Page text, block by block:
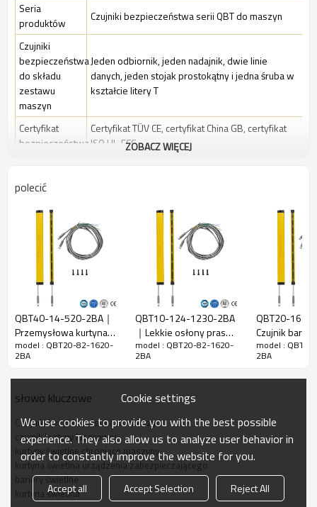
Seria
produktów
Czujniki bezpieczeństwa serii QBT do maszyn
Czujniki
bezpieczeństwa
do składu
zestawu
maszyn
Jeden odbiornik, jeden nadajnik, dwie linie
danych, jeden stojak prostokątny i jedna śruba w
kształcie litery T
Certyfikat
bezpieczeństwa
Certyfikat TÜV CE, certyfikat China GB, certyfikat
ISO UL-FCC
Opakowanie
Cechy
Szczelina
20mm
dokładność
Ilość belek
82
Zakres
działania
1620mm
Odległość
wykrywania
30-3000 mm
Czas
odpowiedzi
≤15ms
Dane mechaniczne
ZOBACZ WIĘCEJ
polecić
QBT40-14-520-2BA｜
Przemysłowa kurtyna
świetlna｜DADISICK
model : QBT20-82-1620-
2BA
QBT10-124-1230-2BA
｜Lekkie osłony pras
krawędziowych｜
DADISICK
model : QBT20-82-1620-
2BA
QBT20-16-
Czujnik
DADISICK
model :
2BA
słowo kluczowe
Czujniki bezpieczeństwa do maszyn
czujnik kurtyny laserowej
kurtyny świetlne chroniące maszyny
kurtyna świetlna urządzenia zabezpieczającego
bariery świetlne
kurtyna świetlna
Cookie settings
We use cookies to provide you with the best possible
experience. They also allow us to analyze user behavior in
order to constantly improve the website for you.
Accept all Accept Selection Reject All